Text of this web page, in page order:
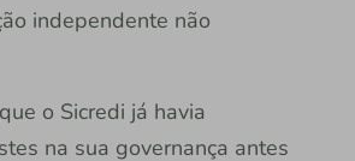
independente não
o Sicredi já havia
na sua governança antes